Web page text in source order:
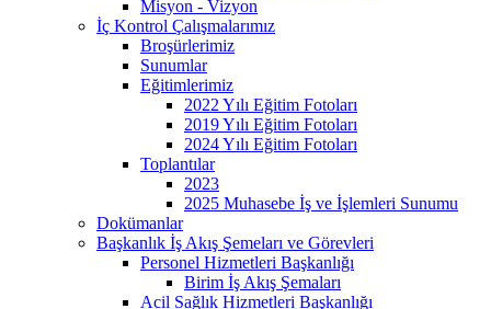
Misyon - Vizyon
İç Kontrol Çalışmalarımız
Broşürlerimiz
Sunumlar
Eğitimlerimiz
2022 Yılı Eğitim Fotoları
2019 Yılı Eğitim Fotoları
2024 Yılı Eğitim Fotoları
Toplantılar
2023
2025 Muhasebe İş ve İşlemleri Sunumu
Dokümanlar
Başkanlık İş Akış Şemeları ve Görevleri
Personel Hizmetleri Başkanlığı
Birim İş Akış Şemaları
Acil Sağlık Hizmetleri Başkanlığı